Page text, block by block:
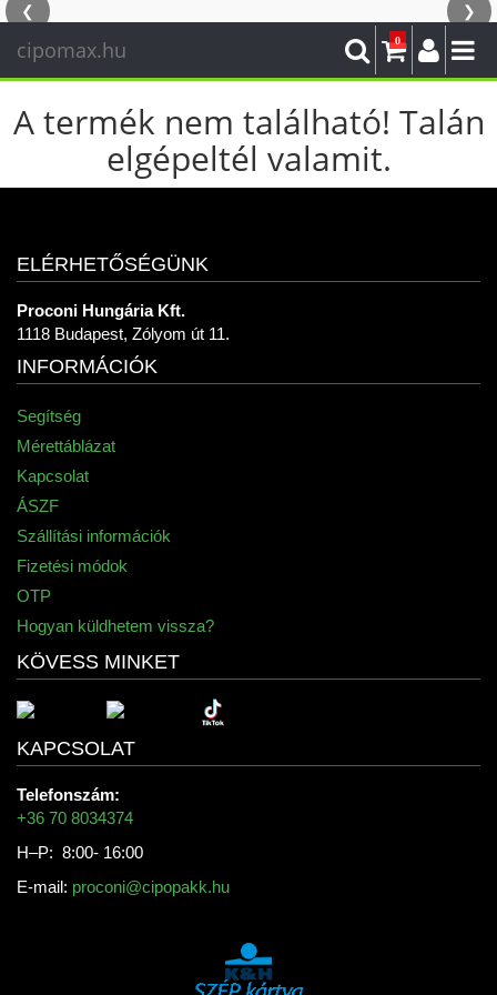
❮ ❯
cipomax.hu 0
A termék nem található! Talán
elgépeltél valamit.
ELÉRHETŐSÉGÜNK
Proconi Hungária Kft.
1118 Budapest, Zólyom út 11.
INFORMÁCIÓK
Segítség
Mérettáblázat
Kapcsolat
ÁSZF
Szállítási információk
Fizetési módok
OTP
Hogyan küldhetem vissza?
KÖVESS MINKET
KAPCSOLAT
Telefonszám:
+36 70 8034374
H–P: 8:00- 16:00
E-mail: proconi@cipopakk.hu